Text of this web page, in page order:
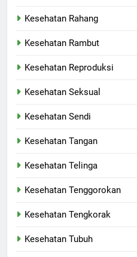
Kesehatan Rahang
Kesehatan Rambut
Kesehatan Reproduksi
Kesehatan Seksual
Kesehatan Sendi
Kesehatan Tangan
Kesehatan Telinga
Kesehatan Tenggorokan
Kesehatan Tengkorak
Kesehatan Tubuh